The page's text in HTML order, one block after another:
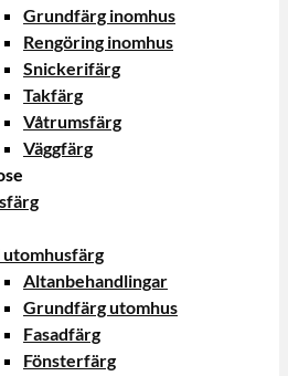
Grundfärg inomhus
Rengöring inomhus
Snickerifärg
Takfärg
Våtrumsfärg
Väggfärg
utomhusfärg
Altanbehandlingar
Grundfärg utomhus
Fasadfärg
Fönsterfärg